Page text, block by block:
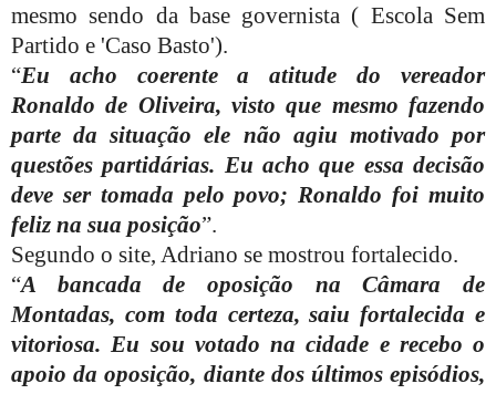
mesmo sendo da base governista ( Escola Sem
Partido e 'Caso Basto').
“Eu acho coerente a atitude do vereador
Ronaldo de Oliveira, visto que mesmo fazendo
parte da situação ele não agiu motivado por
questões partidárias. Eu acho que essa decisão
deve ser tomada pelo povo; Ronaldo foi muito
feliz na sua posição”.
Segundo o site, Adriano se mostrou fortalecido.
“A bancada de oposição na Câmara de
Montadas, com toda certeza, saiu fortalecida e
vitoriosa. Eu sou votado na cidade e recebo o
apoio da oposição, diante dos últimos episódios,